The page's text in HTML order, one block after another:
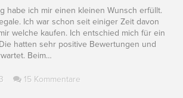
habe ich mir einen kleinen Wunsch erfüllt.
Ich war schon seit einiger Zeit davon
welche kaufen. Ich entschied mich für ein
hatten sehr positive Bewertungen und
Beim…
15 Kommentare